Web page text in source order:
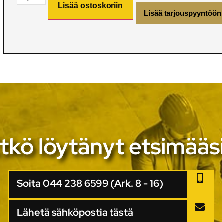
Lisää ostoskoriin
Lisää tarjouspyyntöön
löytänyt
Soita 044 238 6599 (Ark. 8 - 16)
Lähetä sähköpostia tästä